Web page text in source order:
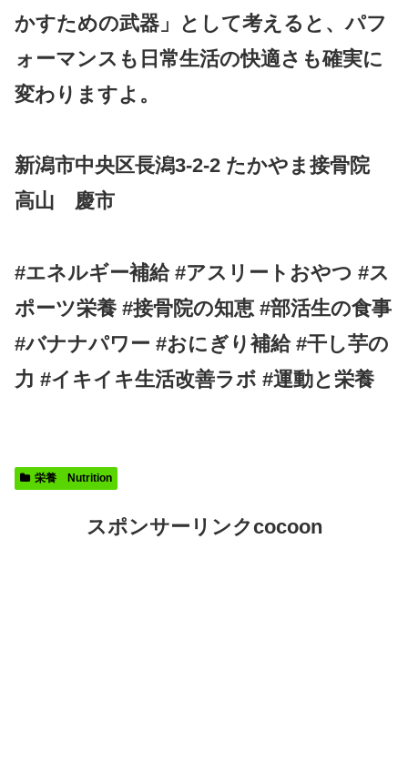
かすための武器」として考えると、パフ
ォーマンスも日常生活の快適さも確実に
変わりますよ。
新潟市中央区長潟3-2-2 たかやま接骨院
高山 慶市
#エネルギー補給 #アスリートおやつ #ス
ポーツ栄養 #接骨院の知恵 #部活生の食事
#バナナパワー #おにぎり補給 #干し芋の
力 #イキイキ生活改善ラボ #運動と栄養
栄養 Nutrition
スポンサーリンクcocoon